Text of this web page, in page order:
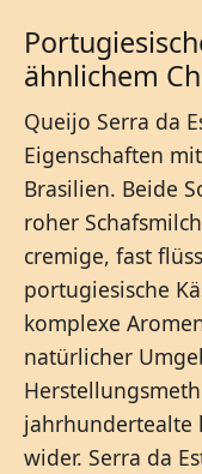
ähnlichem
Queijo Serra da
Eigenschaften
Brasilien. Beide
roher
cremige, fast
portugiesische
komplexe
natürlicher
jahrhundertealte
wider. Serra da